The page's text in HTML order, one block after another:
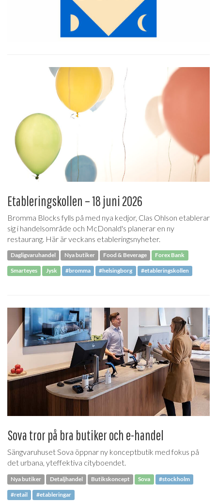
Etableringskollen – 18 juni 2026
Bromma Blocks fylls på med nya kedjor, Clas Ohlson etablerar
sig i handelsområde och McDonald's planerar en ny
restaurang. Här är veckans etableringsnyheter.
Dagligvaruhandel Nya butiker Food & Beverage Forex Bank
Smarteyes Jysk #bromma #helsingborg #etableringskollen
Sova tror på bra butiker och e-handel
Sängvaruhuset Sova öppnar ny konceptbutik med fokus på
det urbana, yteffektiva cityboendet.
Nya butiker Detaljhandel Butikskoncept Sova #stockholm
#retail #etableringar